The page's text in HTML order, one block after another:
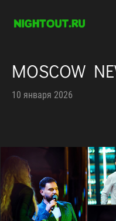
MOSCOW
10 января 2026